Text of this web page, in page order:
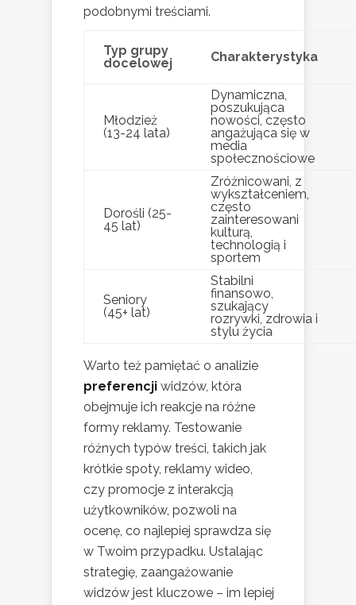
podobnymi treściami.
Typ grupy
docelowej
Charakterystyka
Młodzież
(13-24 lata)
Dynamiczna,
poszukująca
nowości, często
angażująca się w
media
społecznościowe
Dorośli (25-
45 lat)
Zróżnicowani, z
wykształceniem,
często
zainteresowani
kulturą,
technologią i
sportem
Seniory
(45+ lat)
Stabilni
finansowo,
szukający
rozrywki, zdrowia i
stylu życia
Warto też pamiętać o analizie
preferencji widzów, która
obejmuje ich reakcje na różne
formy reklamy. Testowanie
różnych typów treści, takich jak
krótkie spoty, reklamy wideo,
czy promocje z interakcją
użytkowników, pozwoli na
ocenę, co najlepiej sprawdza się
w Twoim przypadku. Ustalając
strategię, zaangażowanie
widzów jest kluczowe – im lepiej